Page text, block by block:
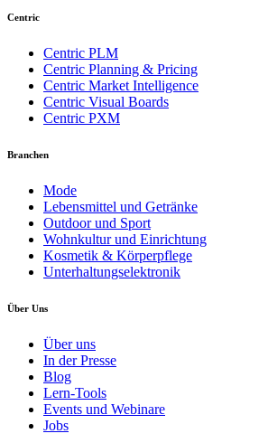
Centric
Centric PLM
Centric Planning & Pricing
Centric Market Intelligence
Centric Visual Boards
Centric PXM
Branchen
Mode
Lebensmittel und Getränke
Outdoor und Sport
Wohnkultur und Einrichtung
Kosmetik & Körperpflege
Unterhaltungselektronik
Über Uns
Über uns
In der Presse
Blog
Lern-Tools
Events und Webinare
Jobs